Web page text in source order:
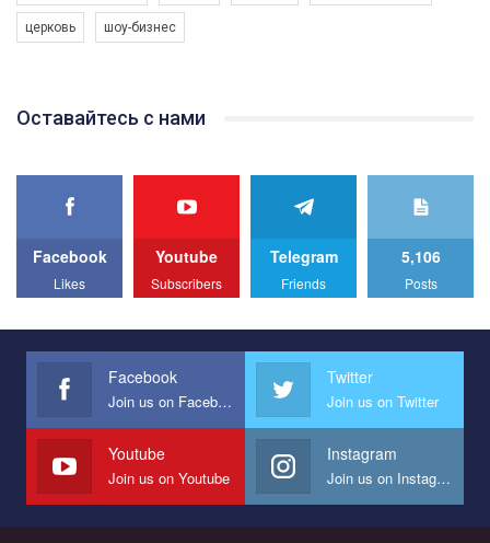
програму з боротьби з насильством проти ЛГБТ в Україні.
Якщо ти хочеш підтримати нас - просто натисни "лайк" під
best video, representing programme for the development of
We appeal to your support and ask to help us implement our plan
All you have to do is to press "Like" below the video.
Эмоционально сильный ролик от команды "Гей-альянс
представляющий программу развития организации.
Мы просим вас поддержать нас и помочь нам реализовать
наш план по борьбе с насилием и дискриминацией на почве
СОГИ в Украине.
Все, что вам нужно сделать - это зайти на наш канал YouTube
по этой ссылке и поставить лайк под видео.
церковь шоу-бизнес
Оставайтесь с нами
Facebook
Likes
Youtube
Subscribers
Telegram
Friends
5,106
Posts
Facebook
Join us on Facebook
Twitter
Join us on Twitter
Youtube
Join us on Youtube
Instagram
Join us on Instagram